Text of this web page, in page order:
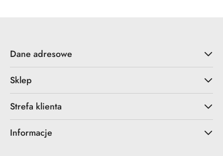
Dane adresowe
Sklep
Strefa klienta
Informacje